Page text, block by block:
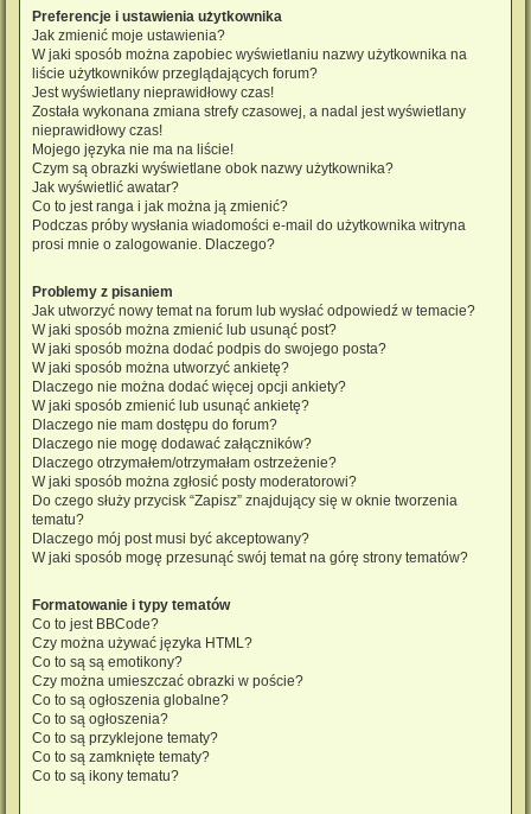
Preferencje i ustawienia użytkownika
Jak zmienić moje ustawienia?
W jaki sposób można zapobiec wyświetlaniu nazwy użytkownika na
liście użytkowników przeglądających forum?
Jest wyświetlany nieprawidłowy czas!
Została wykonana zmiana strefy czasowej, a nadal jest wyświetlany
nieprawidłowy czas!
Mojego języka nie ma na liście!
Czym są obrazki wyświetlane obok nazwy użytkownika?
Jak wyświetlić awatar?
Co to jest ranga i jak można ją zmienić?
Podczas próby wysłania wiadomości e-mail do użytkownika witryna
prosi mnie o zalogowanie. Dlaczego?
Problemy z pisaniem
Jak utworzyć nowy temat na forum lub wysłać odpowiedź w temacie?
W jaki sposób można zmienić lub usunąć post?
W jaki sposób można dodać podpis do swojego posta?
W jaki sposób można utworzyć ankietę?
Dlaczego nie można dodać więcej opcji ankiety?
W jaki sposób zmienić lub usunąć ankietę?
Dlaczego nie mam dostępu do forum?
Dlaczego nie mogę dodawać załączników?
Dlaczego otrzymałem/otrzymałam ostrzeżenie?
W jaki sposób można zgłosić posty moderatorowi?
Do czego służy przycisk “Zapisz” znajdujący się w oknie tworzenia
tematu?
Dlaczego mój post musi być akceptowany?
W jaki sposób mogę przesunąć swój temat na górę strony tematów?
Formatowanie i typy tematów
Co to jest BBCode?
Czy można używać języka HTML?
Co to są są emotikony?
Czy można umieszczać obrazki w poście?
Co to są ogłoszenia globalne?
Co to są ogłoszenia?
Co to są przyklejone tematy?
Co to są zamknięte tematy?
Co to są ikony tematu?